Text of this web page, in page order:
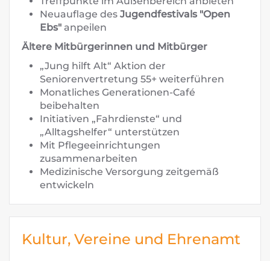
Neuauflage des Jugendfestivals "Open
Ebs" anpeilen
Ältere Mitbürgerinnen und Mitbürger
„Jung hilft Alt“ Aktion der
Seniorenvertretung 55+ weiterführen
Monatliches Generationen-Café
beibehalten
Initiativen „Fahrdienste“ und
„Alltagshelfer“ unterstützen
Mit Pflegeeinrichtungen
zusammenarbeiten
Medizinische Versorgung zeitgemäß
entwickeln
Kultur, Vereine und Ehrenamt